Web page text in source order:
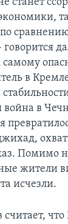
в
война в
Помимо
жители
исчезли.
что